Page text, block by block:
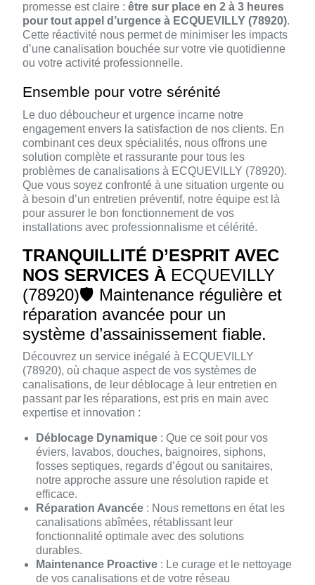
promesse est claire : être sur place en 2 à 3 heures
pour tout appel d’urgence à ECQUEVILLY (78920).
Cette réactivité nous permet de minimiser les impacts
d’une canalisation bouchée sur votre vie quotidienne
ou votre activité professionnelle.
Ensemble pour votre sérénité
Le duo déboucheur et urgence incarne notre
engagement envers la satisfaction de nos clients. En
combinant ces deux spécialités, nous offrons une
solution complète et rassurante pour tous les
problèmes de canalisations à ECQUEVILLY (78920).
Que vous soyez confronté à une situation urgente ou
à besoin d’un entretien préventif, notre équipe est là
pour assurer le bon fonctionnement de vos
installations avec professionnalisme et célérité.
TRANQUILLITÉ D’ESPRIT AVEC
NOS SERVICES À ECQUEVILLY
(78920)🛡️ Maintenance régulière et
réparation avancée pour un
système d’assainissement fiable.
Découvrez un service inégalé à ECQUEVILLY
(78920), où chaque aspect de vos systèmes de
canalisations, de leur déblocage à leur entretien en
passant par les réparations, est pris en main avec
expertise et innovation :
Déblocage Dynamique : Que ce soit pour vos
éviers, lavabos, douches, baignoires, siphons,
fosses septiques, regards d’égout ou sanitaires,
notre approche assure une résolution rapide et
efficace.
Réparation Avancée : Nous remettons en état les
canalisations abîmées, rétablissant leur
fonctionnalité optimale avec des solutions
durables.
Maintenance Proactive : Le curage et le nettoyage
de vos canalisations et de votre réseau